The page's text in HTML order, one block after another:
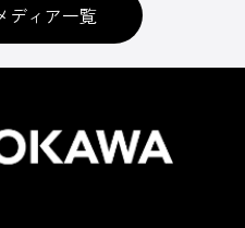
ディア一覧